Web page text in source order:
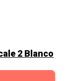
2 Blanco